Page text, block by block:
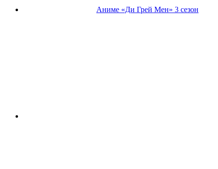
Аниме «Ди Грей Мен» 3 сезон